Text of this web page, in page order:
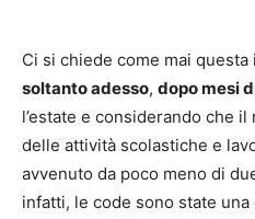
Ci si chiede come mai
soltanto adesso, dopo mesi
l’estate e considerando che
delle attività scolastiche e
avvenuto da poco meno di
infatti, le code sono state